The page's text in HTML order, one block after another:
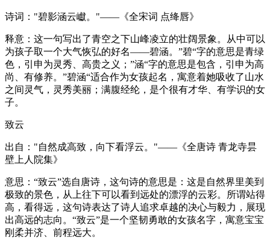
诗词："碧影涵云巘。"——《全宋词 点绛唇》
释意：这一句写出了青空之下山峰凌立的壮阔景象。从中可以
为孩子取一个大气恢弘的好名——碧涵。”碧“字的意思是青绿
色，引申为灵秀、高贵之义；”涵“字的意思是包含，引申为高
尚、有修养。”碧涵“适合作为女孩起名，寓意着她吸收了山水
之间灵气，灵秀美丽；满腹经纶，是个很有才华、有学识的女
子。
致云
出自："自然成高致，向下看浮云。"——《全唐诗 青龙寺昙
壁上人院集》
意思：“致云”选自唐诗，这句诗的意思是：这是自然界里美到
极致的景色，从上往下可以看到远处的漂浮的云彩。所谓站得
高，看得远，这句诗表达了诗人追求卓越的决心与毅力，展现
出高远的志向。“致云”是一个坚韧勇敢的女孩名字，寓意宝宝
刚柔并济、前程远大。